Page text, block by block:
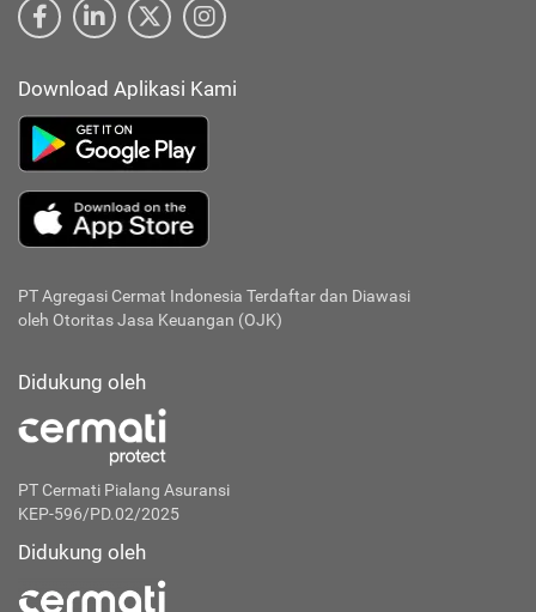
Download Aplikasi Kami
PT Agregasi Cermat Indonesia Terdaftar dan Diawasi
oleh Otoritas Jasa Keuangan (OJK)
Didukung oleh
PT Cermati Pialang Asuransi
KEP-596/PD.02/2025
Didukung oleh